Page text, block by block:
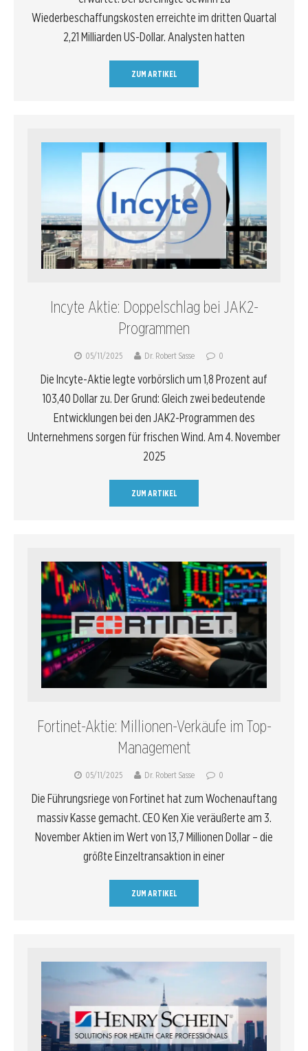
Wiederbeschaffungskosten erreichte im dritten Quartal
2,21 Milliarden US-Dollar. Analysten hatten
ZUM ARTIKEL
Incyte Aktie: Doppelschlag bei JAK2-
Programmen
05/11/2025 Dr. Robert Sasse 0
Die Incyte-Aktie legte vorbörslich um 1,8 Prozent auf
103,40 Dollar zu. Der Grund: Gleich zwei bedeutende
Entwicklungen bei den JAK2-Programmen des
Unternehmens sorgen für frischen Wind. Am 4. November
2025
ZUM ARTIKEL
Fortinet-Aktie: Millionen-Verkäufe im Top-
Management
05/11/2025 Dr. Robert Sasse 0
Die Führungsriege von Fortinet hat zum Wochenauftang
massiv Kasse gemacht. CEO Ken Xie veräußerte am 3.
November Aktien im Wert von 13,7 Millionen Dollar – die
größte Einzeltransaktion in einer
ZUM ARTIKEL